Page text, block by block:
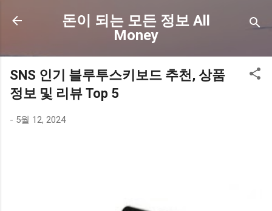
기본 콘텐츠로 건너뛰기
돈이 되는 모든 정보 All
Money
SNS 인기 블루투스키보드 추천, 상품
정보 및 리뷰 Top 5
- 5월 12, 2024